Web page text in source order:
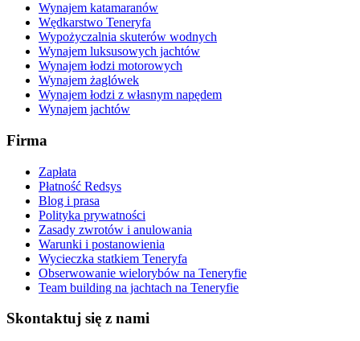
Wynajem katamaranów
Wędkarstwo Teneryfa
Wypożyczalnia skuterów wodnych
Wynajem luksusowych jachtów
Wynajem łodzi motorowych
Wynajem żaglówek
Wynajem łodzi z własnym napędem
Wynajem jachtów
Firma
Zapłata
Płatność Redsys
Blog i prasa
Polityka prywatności
Zasady zwrotów i anulowania
Warunki i postanowienia
Wycieczka statkiem Teneryfa
Obserwowanie wielorybów na Teneryfie
Team building na jachtach na Teneryfie
Skontaktuj się z nami